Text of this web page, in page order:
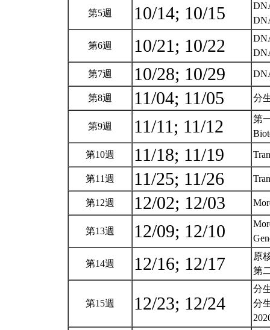
第5週 10/14; 10/15
第6週 10/21; 10/22
第7週 10/28; 10/29
第8週 11/04; 11/05 分
第9週 11/11; 11/12
第
第10週 11/18; 11/19
第11週 11/25; 11/26
第12週 12/02; 12/03
第13週 12/09; 12/10
第14週 12/16; 12/17
原
第
第15週 12/23; 12/24
分
分